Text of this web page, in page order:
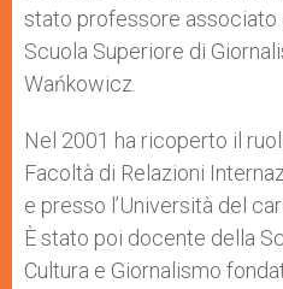
stato professore
Scuola Superiore di
Wańkowicz.
Nel 2001 ha ricoperto il
Facoltà di Relazioni
e presso l’Università del
È stato poi docente della
Cultura e Giornalismo